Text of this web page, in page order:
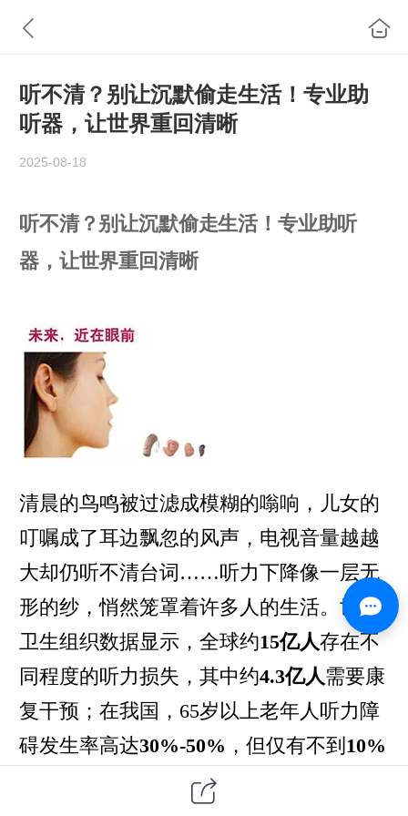
听不清？别让沉默偷走生活！专业助
听器，让世界重回清晰
2025-08-18
听不清？别让沉默偷走生活！专业助听
器，让世界重回清晰
清晨的鸟鸣被过滤成模糊的嗡响，儿女的
叮嘱成了耳边飘忽的风声，电视音量越越
大却仍听不清台词……听力下降像一层无
形的纱，悄然笼罩着许多人的生活。世界
卫生组织数据显示，全球约15亿人存在不
同程度的听力损失，其中约4.3亿人需要康
复干预；在我国，65岁以上老年人听力障
碍发生率高达30%-50% ，但仅有不到 10%
的患者选择佩戴助听器。不是他们不想听